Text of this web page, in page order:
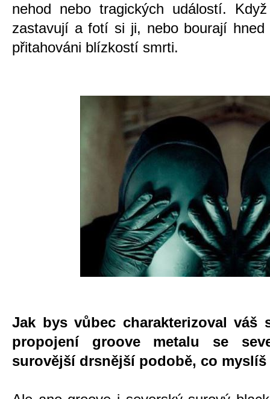
nehod nebo tragických událostí.
zastavují a fotí si ji, nebo bourají hned
přitahováni blízkostí smrti.
Jak bys vůbec charakterizoval váš
propojení groove metalu se
surovější drsnější podobě, co myslíš